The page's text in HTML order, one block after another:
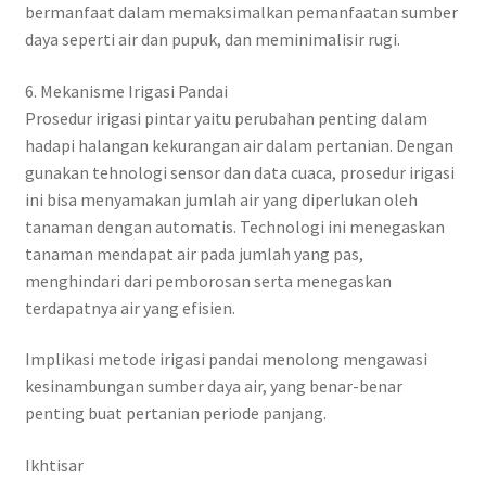
bermanfaat dalam memaksimalkan pemanfaatan sumber
daya seperti air dan pupuk, dan meminimalisir rugi.
6. Mekanisme Irigasi Pandai
Prosedur irigasi pintar yaitu perubahan penting dalam
hadapi halangan kekurangan air dalam pertanian. Dengan
gunakan tehnologi sensor dan data cuaca, prosedur irigasi
ini bisa menyamakan jumlah air yang diperlukan oleh
tanaman dengan automatis. Technologi ini menegaskan
tanaman mendapat air pada jumlah yang pas,
menghindari dari pemborosan serta menegaskan
terdapatnya air yang efisien.
Implikasi metode irigasi pandai menolong mengawasi
kesinambungan sumber daya air, yang benar-benar
penting buat pertanian periode panjang.
Ikhtisar